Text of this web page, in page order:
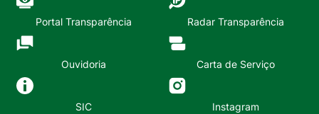
Portal Transparência Radar Transparência
Ouvidoria Carta de Serviço
SIC Instagram